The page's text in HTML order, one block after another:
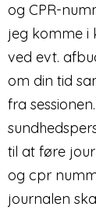
og CPR-
jeg komme i
ved evt.
om din tid
fra
til at føre
og cpr
journalen